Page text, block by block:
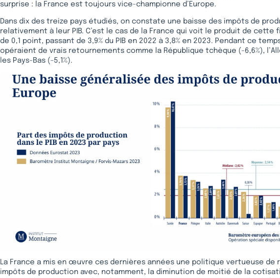
surprise : la France est toujours vice-championne d’Europe.
Dans dix des treize pays étudiés, on constate une baisse des impôts de
relativement à leur PIB. C’est le cas de la France qui voit le produit de cette
de 0,1 point, passant de 3,9% du PIB en 2022 à 3,8% en 2023. Pendant ce
opéraient de vrais retournements comme la République tchèque (-6,6%),
les Pays-Bas (-5,1%).
La France a mis en œuvre ces dernières années une politique vertueuse de
impôts de production avec, notamment, la diminution de moitié de la